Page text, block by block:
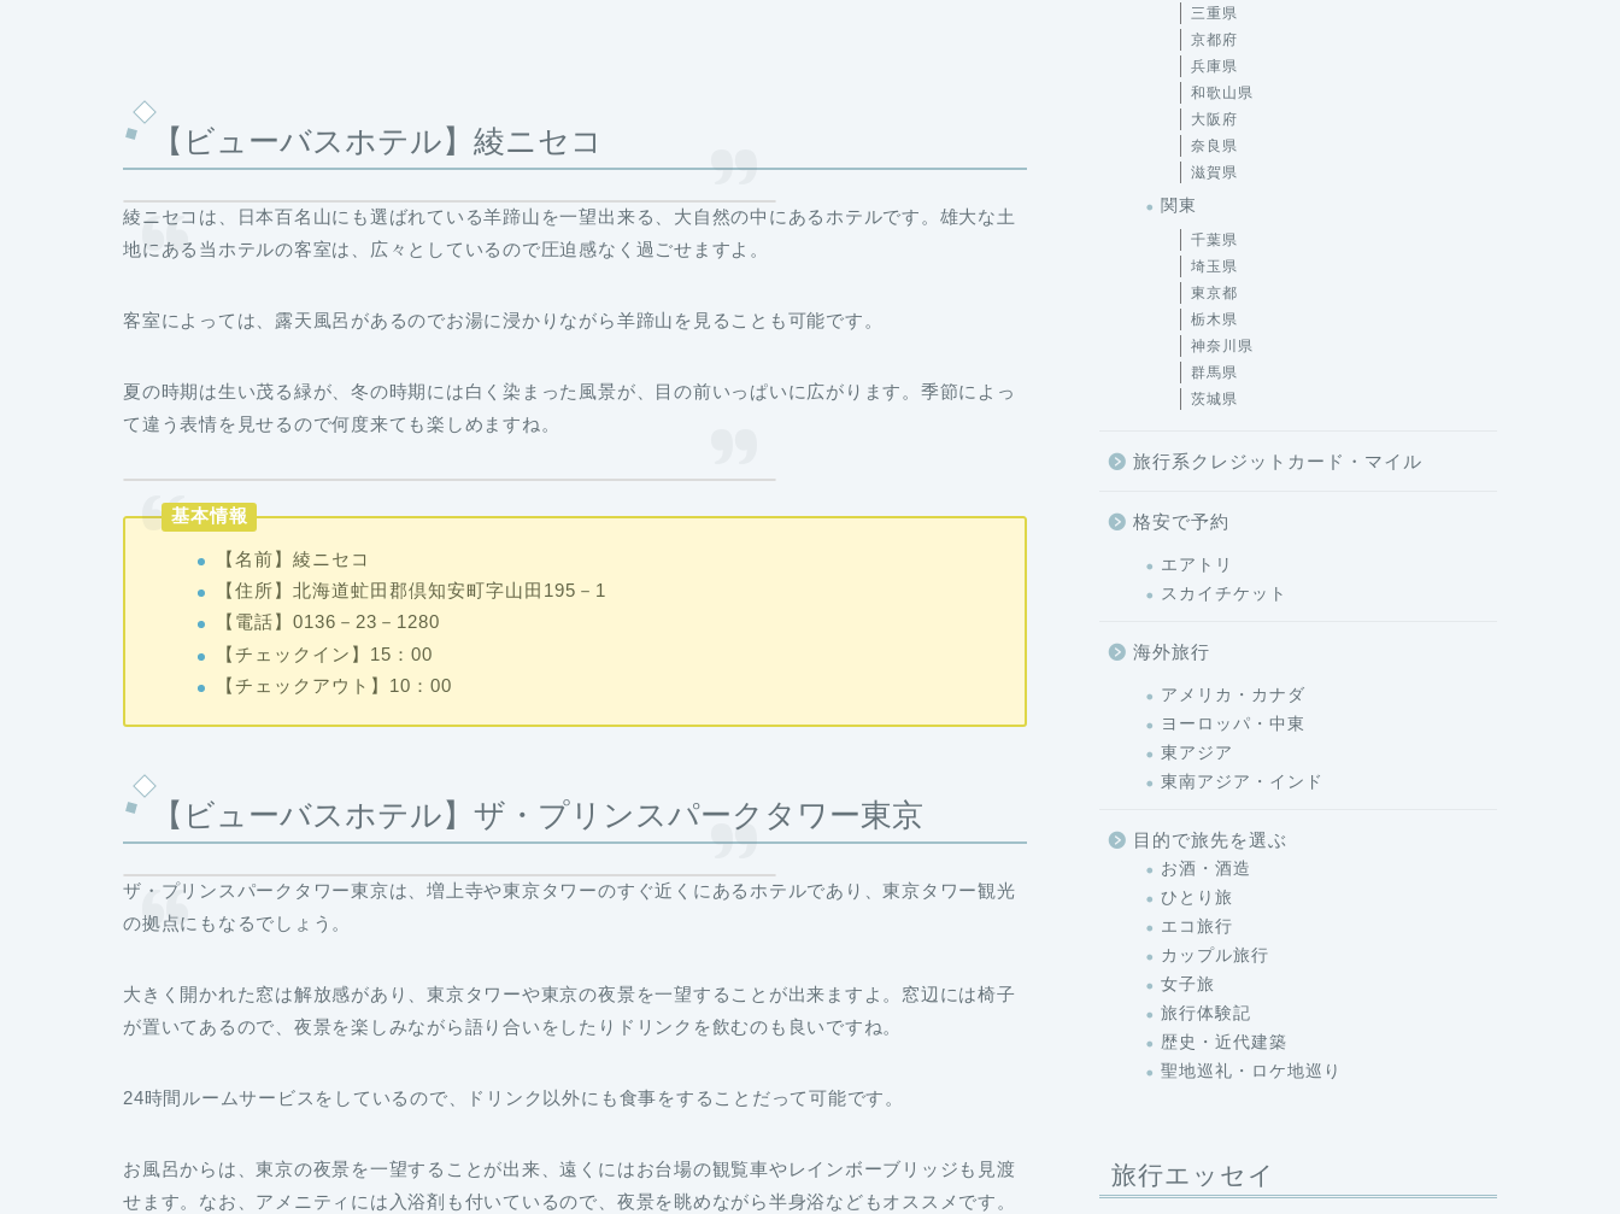
【ビューバスホテル】綾ニセコ
綾ニセコは、日本百名山にも選ばれている羊蹄山を一望出来る、大自然の中にあるホテルです。雄大な土
地にある当ホテルの客室は、広々としているので圧迫感なく過ごせますよ。
客室によっては、露天風呂があるのでお湯に浸かりながら羊蹄山を見ることも可能です。
夏の時期は生い茂る緑が、冬の時期には白く染まった風景が、目の前いっぱいに広がります。季節によっ
て違う表情を見せるので何度来ても楽しめますね。
基本情報
【名前】綾ニセコ
【住所】北海道虻田郡倶知安町字山田195－1
【電話】0136－23－1280
【チェックイン】15：00
【チェックアウト】10：00
【ビューバスホテル】ザ・プリンスパークタワー東京
ザ・プリンスパークタワー東京は、増上寺や東京タワーのすぐ近くにあるホテルであり、東京タワー観光
の拠点にもなるでしょう。
大きく開かれた窓は解放感があり、東京タワーや東京の夜景を一望することが出来ますよ。窓辺には椅子
が置いてあるので、夜景を楽しみながら語り合いをしたりドリンクを飲むのも良いですね。
24時間ルームサービスをしているので、ドリンク以外にも食事をすることだって可能です。
お風呂からは、東京の夜景を一望することが出来、遠くにはお台場の観覧車やレインボーブリッジも見渡
せます。なお、アメニティには入浴剤も付いているので、夜景を眺めながら半身浴などもオススメです。
三重県
京都府
兵庫県
和歌山県
大阪府
奈良県
滋賀県
関東
千葉県
埼玉県
東京都
栃木県
神奈川県
群馬県
茨城県
旅行系クレジットカード・マイル
格安で予約
エアトリ
スカイチケット
海外旅行
アメリカ・カナダ
ヨーロッパ・中東
東アジア
東南アジア・インド
目的で旅先を選ぶ
お酒・酒造
ひとり旅
エコ旅行
カップル旅行
女子旅
旅行体験記
歴史・近代建築
聖地巡礼・ロケ地巡り
旅行エッセイ